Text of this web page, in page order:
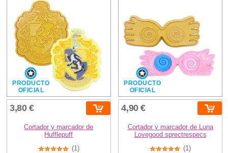
PRODUCTO
OFICIAL
3,80 €
Cortador y marcador de
Hufflepuff
(1)
PRODUCTO
OFICIAL
4,90 €
Cortador y marcador de Luna
Lovegood sprectrespecs
(1)